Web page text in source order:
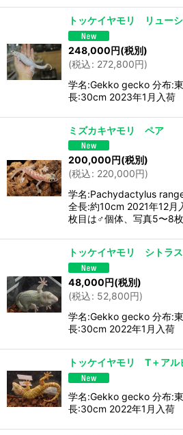
トッケイヤモリ リュー
248,000円(税別)
(税込: 272,800円)
学名:Gekko gecko 分布:
長:30cm 2023年1月入荷
ミズカキヤモリ ペア
200,000円(税別)
(税込: 220,000円)
学名:Pachydactylus
全長:約10cm 2021年12
枚目は♂個体、写真5〜8
トッケイヤモリ シトラ
48,000円(税別)
(税込: 52,800円)
学名:Gekko gecko 分布:
長:30cm 2022年1月入荷
トッケイヤモリ T＋アル
学名:Gekko gecko 分布:
長:30cm 2022年1月入荷